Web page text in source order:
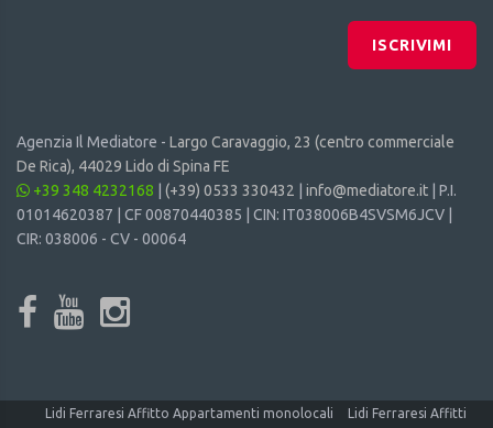
ISCRIVIMI
Agenzia Il Mediatore - Largo Caravaggio, 23 (centro commerciale
De Rica), 44029 Lido di Spina FE
+39 348 4232168 | (+39) 0533 330432 | info@mediatore.it | P.I.
01014620387 | CF 00870440385 | CIN: IT038006B4SVSM6JCV |
CIR: 038006 - CV - 00064
Lidi Ferraresi Affitto Appartamenti monolocali
Lidi Ferraresi Affitti